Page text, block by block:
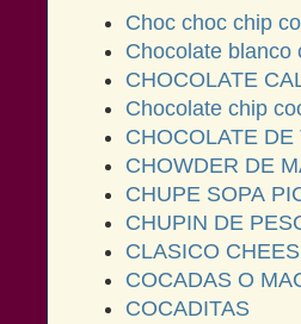
Choc choc chip
Chocolate blanco
CHOCOLATE
Chocolate chip
CHOCOLATE
CHOWDER DE
CHUPE SOPA
CHUPIN DE
CLASICO
COCADAS O
COCADITAS